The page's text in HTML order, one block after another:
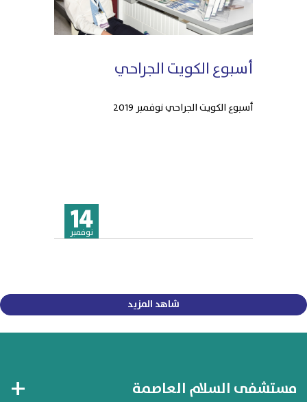
أسبوع الكويت الجراحي
أسبوع الكويت الجراحي نوفمبر 2019
14
نوفمبر
شاهد المزيد
مستشفى السلام العاصمة